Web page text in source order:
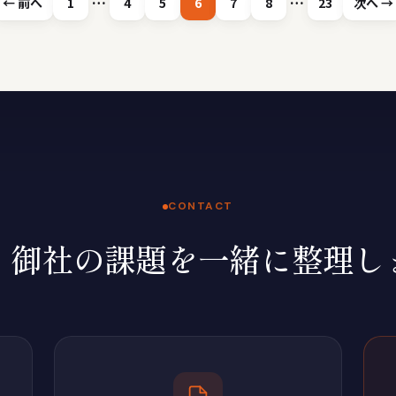
CONTACT
社の課題を一緒に整理